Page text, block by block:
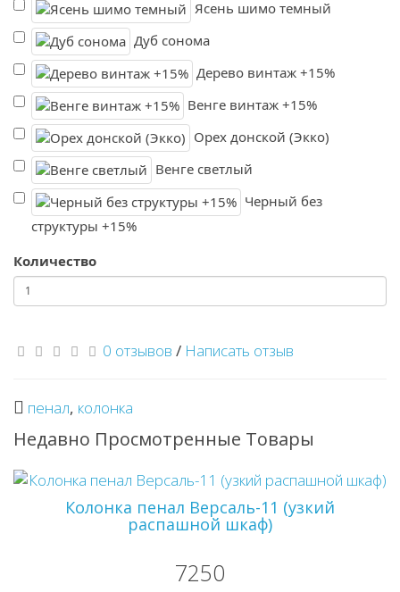
Ясень шимо темный
Дуб сонома
Дерево винтаж +15%
Венге винтаж +15%
Орех донской (Экко)
Венге светлый
Черный без
структуры +15%
Количество
0 отзывов / Написать отзыв
пенал, колонка
Недавно Просмотренные Товары
Колонка пенал Версаль-11 (узкий
распашной шкаф)
7250